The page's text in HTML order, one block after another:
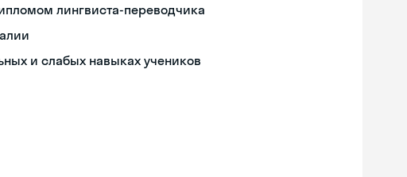
лингвиста-переводчика
и слабых навыках учеников